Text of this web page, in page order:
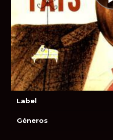
Label
Géneros